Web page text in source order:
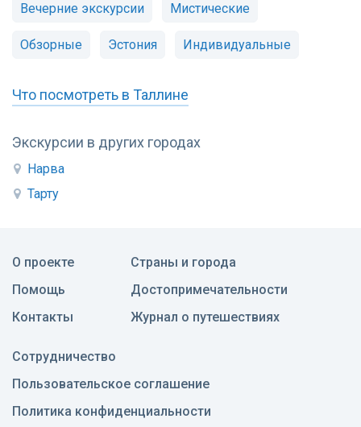
Экскурсии в других городах
Нарва
Тарту
Вечерние экскурсии Мистические
Обзорные Эстония Индивидуальные
Что посмотреть в Таллине
О проекте
Помощь
Контакты
Страны и города
Достопримечательности
Журнал о путешествиях
Сотрудничество
Пользовательское соглашение
Политика конфиденциальности